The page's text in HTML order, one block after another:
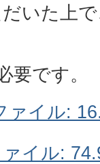
いた上
要です。
ァイル:
イル: